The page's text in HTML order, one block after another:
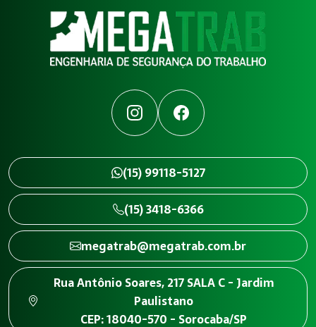
InstagramFacebook
(15) 99118-5127
(15) 3418-6366
megatrab@megatrab.com.br
Rua Antônio Soares, 217 SALA C - Jardim
Paulistano
CEP: 18040-570 - Sorocaba/SP